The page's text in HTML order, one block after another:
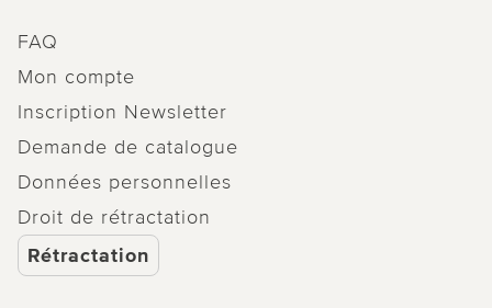
FAQ
Mon compte
Inscription Newsletter
Demande de catalogue
Données personnelles
Droit de rétractation
Rétractation